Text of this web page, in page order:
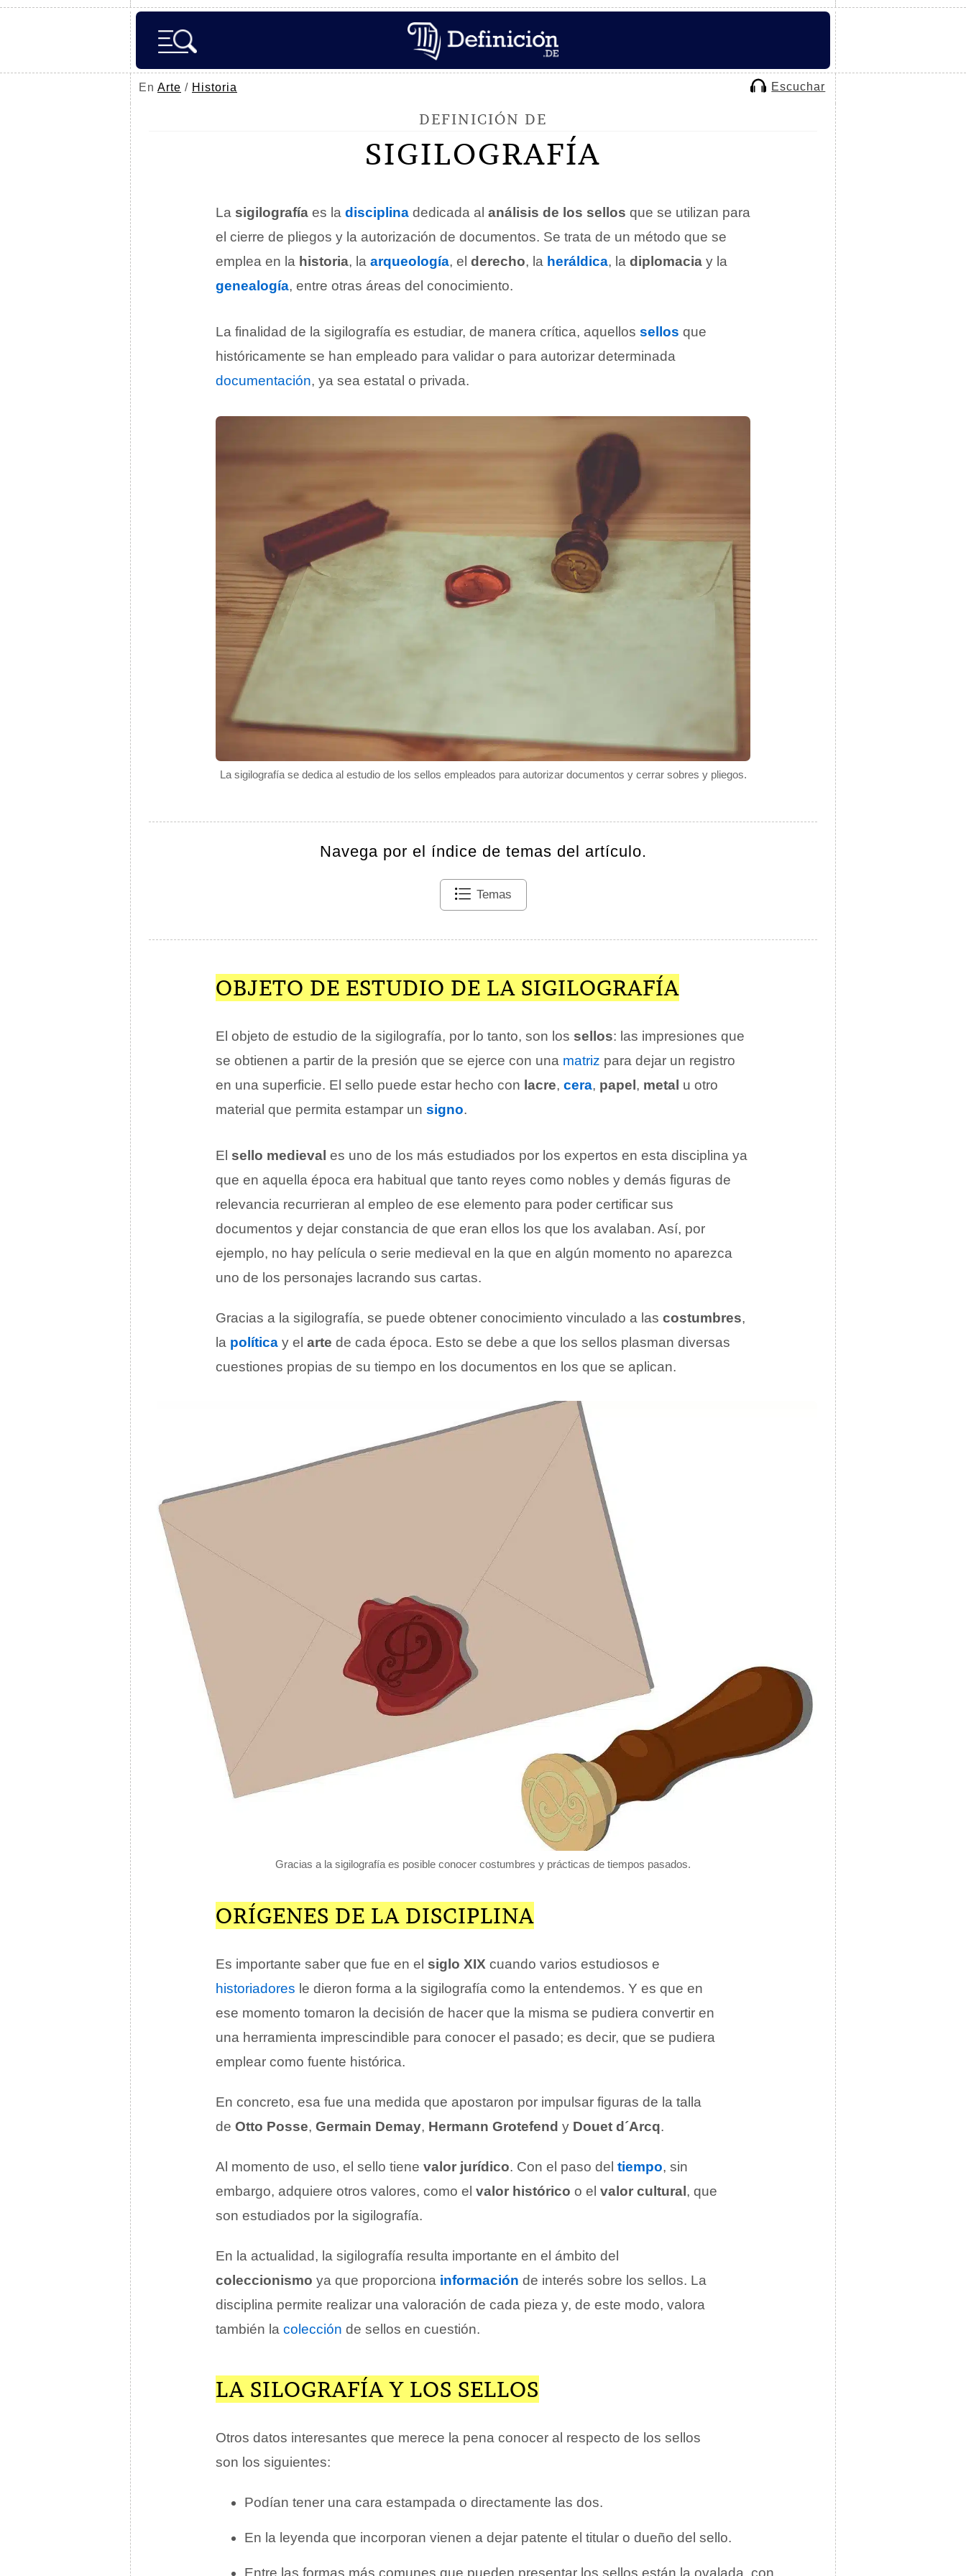
En Arte / Historia Escuchar
DEFINICIÓN DE
SIGILOGRAFÍA
La sigilografía se dedica al estudio de los sellos empleados para autorizar documentos y cerrar sobres y pliegos.
La sigilografía es la disciplina dedicada al análisis de los sellos que se utilizan para
el cierre de pliegos y la autorización de documentos. Se trata de un método que se
emplea en la historia, la arqueología, el derecho, la heráldica, la diplomacia y la
genealogía, entre otras áreas del conocimiento.
La finalidad de la sigilografía es estudiar, de manera crítica, aquellos sellos que
históricamente se han empleado para validar o para autorizar determinada
documentación, ya sea estatal o privada.
Navega por el índice de temas del artículo.
Temas
OBJETO DE ESTUDIO DE LA SIGILOGRAFÍA
El objeto de estudio de la sigilografía, por lo tanto, son los sellos: las impresiones que
se obtienen a partir de la presión que se ejerce con una matriz para dejar un registro
en una superficie. El sello puede estar hecho con lacre, cera, papel, metal u otro
material que permita estampar un signo.
El sello medieval es uno de los más estudiados por los expertos en esta disciplina ya
que en aquella época era habitual que tanto reyes como nobles y demás figuras de
relevancia recurrieran al empleo de ese elemento para poder certificar sus
documentos y dejar constancia de que eran ellos los que los avalaban. Así, por
ejemplo, no hay película o serie medieval en la que en algún momento no aparezca
uno de los personajes lacrando sus cartas.
Gracias a la sigilografía, se puede obtener conocimiento vinculado a las costumbres,
la política y el arte de cada época. Esto se debe a que los sellos plasman diversas
cuestiones propias de su tiempo en los documentos en los que se aplican.
Gracias a la sigilografía es posible conocer costumbres y prácticas de tiempos pasados.
ORÍGENES DE LA DISCIPLINA
Es importante saber que fue en el siglo XIX cuando varios estudiosos e
historiadores le dieron forma a la sigilografía como la entendemos. Y es que en
ese momento tomaron la decisión de hacer que la misma se pudiera convertir en
una herramienta imprescindible para conocer el pasado; es decir, que se pudiera
emplear como fuente histórica.
En concreto, esa fue una medida que apostaron por impulsar figuras de la talla
de Otto Posse, Germain Demay, Hermann Grotefend y Douet d´Arcq.
Al momento de uso, el sello tiene valor jurídico. Con el paso del tiempo, sin
embargo, adquiere otros valores, como el valor histórico o el valor cultural, que
son estudiados por la sigilografía.
En la actualidad, la sigilografía resulta importante en el ámbito del
coleccionismo ya que proporciona información de interés sobre los sellos. La
disciplina permite realizar una valoración de cada pieza y, de este modo, valora
también la colección de sellos en cuestión.
LA SILOGRAFÍA Y LOS SELLOS
Otros datos interesantes que merece la pena conocer al respecto de los sellos
son los siguientes:
Podían tener una cara estampada o directamente las dos.
En la leyenda que incorporan vienen a dejar patente el titular o dueño del sello.
Entre las formas más comunes que pueden presentar los sellos están la ovalada, con